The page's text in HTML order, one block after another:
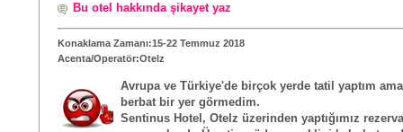
Bu otel hakkında şikayet yaz
Konaklama Zamanı:15-22 Temmuz 2018
Acenta/Operatör:Otelz
Avrupa ve Türkiye'de birçok yerde tatil yaptım
berbat bir yer görmedim.
Sentinus Hotel, Otelz üzerinden yaptığımız